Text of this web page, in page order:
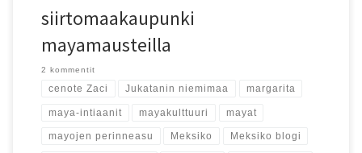
siirtomaakaupunki
mayamausteilla
2 kommentit
cenote Zaci Jukatanin niemimaa margarita
maya-intiaanit mayakulttuuri mayat
mayojen perinneasu Meksiko Meksiko blogi